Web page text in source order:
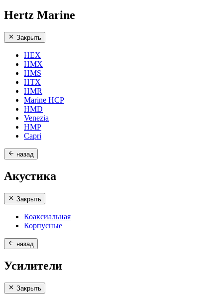
Hertz Marine
Закрыть
HEX
HMX
HMS
HTX
HMR
Marine HCP
HMD
Venezia
HMP
Capri
назад
Акустика
Закрыть
Коаксиальная
Корпусные
назад
Усилители
Закрыть